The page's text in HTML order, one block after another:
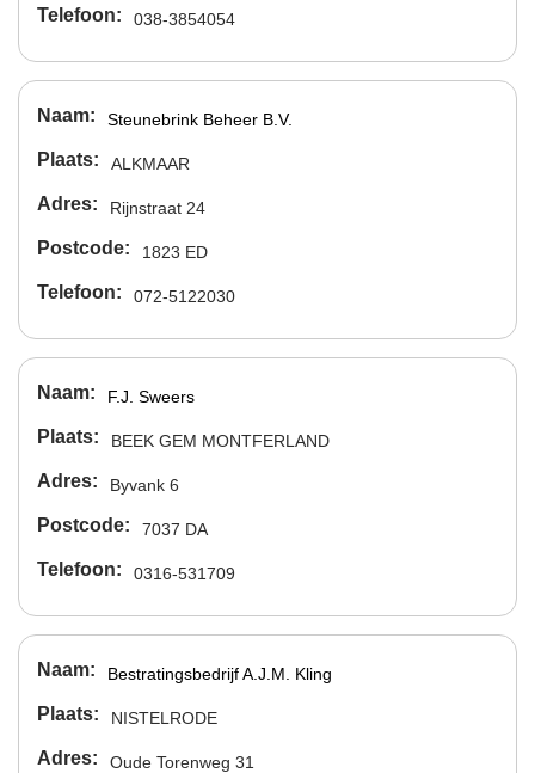
Telefoon 038-3854054
Naam Steunebrink Beheer B.V.
Plaats ALKMAAR
Adres Rijnstraat 24
Postcode 1823 ED
Telefoon 072-5122030
Naam F.J. Sweers
Plaats BEEK GEM MONTFERLAND
Adres Byvank 6
Postcode 7037 DA
Telefoon 0316-531709
Naam Bestratingsbedrijf A.J.M. Kling
Plaats NISTELRODE
Adres Oude Torenweg 31